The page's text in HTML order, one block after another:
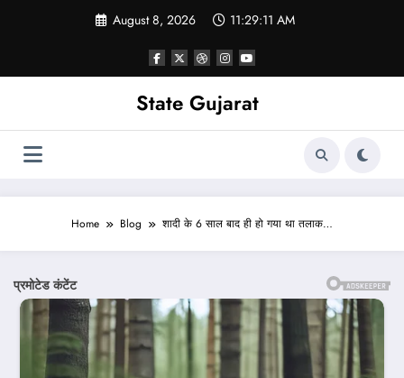
August 8, 2026 11:29:13 AM
State Gujarat
Home Blog शादी के 6 साल बाद ही हो गया था तलाक…